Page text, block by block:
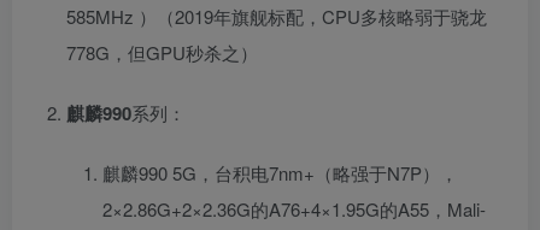
585MHz ）（2019年旗舰标配，CPU多核略弱于骁龙
778G，但GPU秒杀之）
麒麟990系列：
麒麟990 5G，台积电7nm+（略强于N7P），
2×2.86G+2×2.36G的A76+4×1.95G的A55，Mali-